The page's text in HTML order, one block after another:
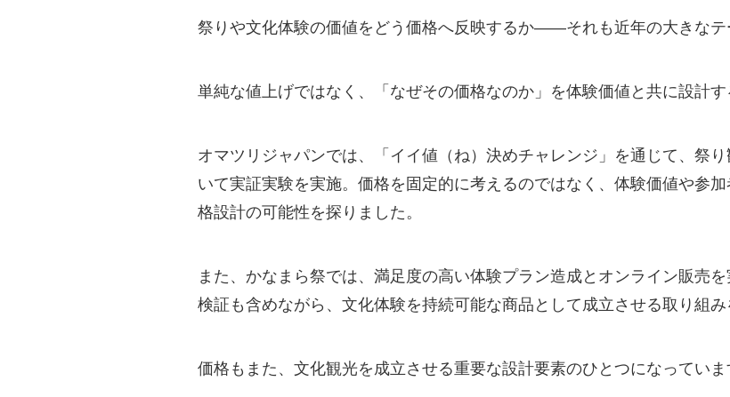
祭りや文化体験の価値をどう価格へ反映するか――それも近年の大きなテ
単純な値上げではなく、「なぜその価格なのか」を体験価値と共に設計す
オマツリジャパンでは、「イイ値（ね）決めチャレンジ」を通じて、祭
いて実証実験を実施。価格を固定的に考えるのではなく、体験価値や参
格設計の可能性を探りました。
また、かなまら祭では、満足度の高い体験プラン造成とオンライン販売
検証も含めながら、文化体験を持続可能な商品として成立させる取り組み
価格もまた、文化観光を成立させる重要な設計要素のひとつになっていま